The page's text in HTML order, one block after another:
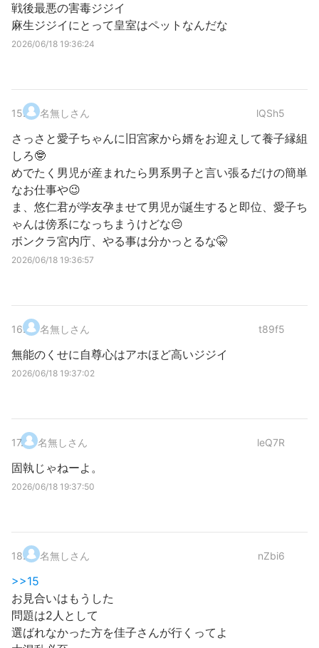
戦後最悪の害毒ジジイ
麻生ジジイにとって皇室はペットなんだな
2026/06/18 19:36:24
15. 名無しさん lQSh5
さっさと愛子ちゃんに旧宮家から婿をお迎えして養子縁組
しろ🤓
めでたく男児が産まれたら男系男子と言い張るだけの簡単
なお仕事や😉
ま、悠仁君が学友孕ませて男児が誕生すると即位、愛子ち
ゃんは傍系になっちまうけどな😔
ボンクラ宮内庁、やる事は分かっとるな🤫
2026/06/18 19:36:57
16. 名無しさん t89f5
無能のくせに自尊心はアホほど高いジジイ
2026/06/18 19:37:02
17. 名無しさん leQ7R
固執じゃねーよ。
2026/06/18 19:37:50
18. 名無しさん nZbi6
>>15
お見合いはもうした
問題は2人として
選ばれなかった方を佳子さんが行くってよ